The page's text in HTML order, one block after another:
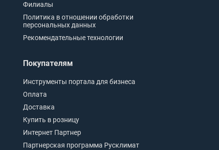
Филиалы
Политика в отношении обработки
персональных данных
Рекомендательные технологии
Покупателям
Инструменты портала для бизнеса
Оплата
Доставка
Купить в розницу
Интернет Партнер
Партнерская программа Русклимат